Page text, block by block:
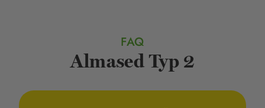
FAQ
Almased Typ 2